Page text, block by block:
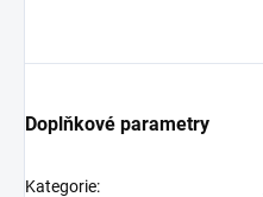
Doplňkové parametry
Kategorie: